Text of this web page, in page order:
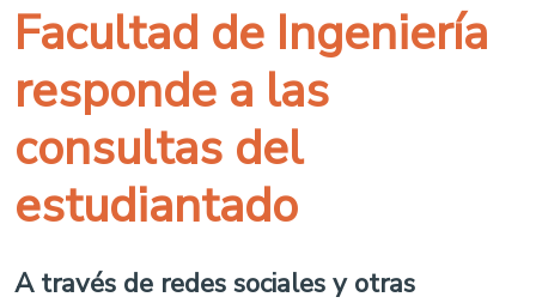
Facultad de Ingeniería
responde a las
consultas del
estudiantado
A través de redes sociales y otras